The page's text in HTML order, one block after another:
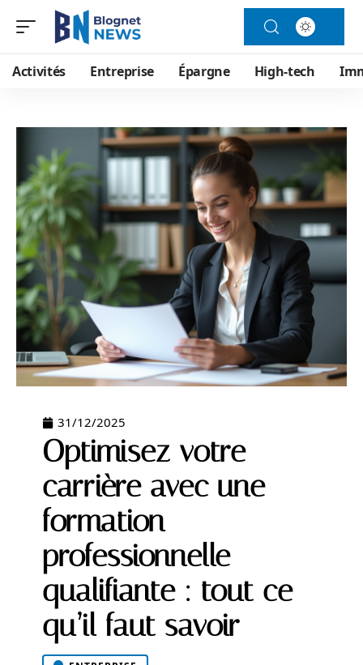
Activités Entreprise Épargne High-tech
31/12/2025
Optimisez votre
carrière avec une
formation
professionnelle
qualifiante : tout ce
qu’il faut savoir